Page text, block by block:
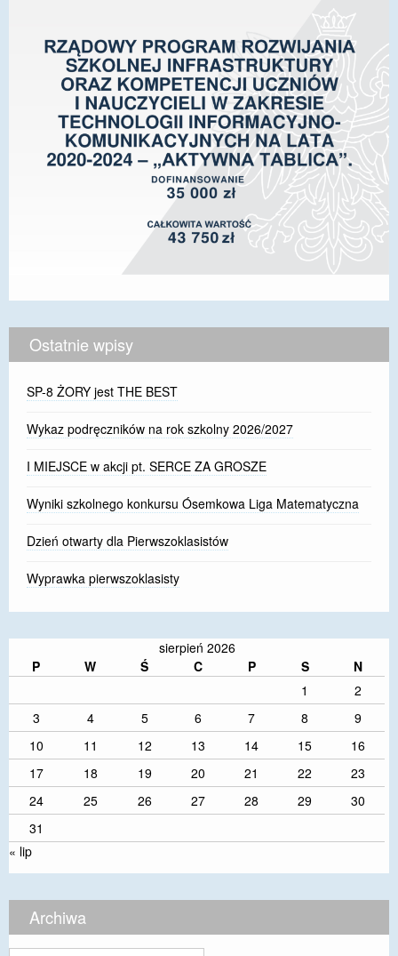
Ostatnie wpisy
SP-8 ŻORY jest THE BEST
Wykaz podręczników na rok szkolny 2026/2027
I MIEJSCE w akcji pt. SERCE ZA GROSZE
Wyniki szkolnego konkursu Ósemkowa Liga Matematyczna
Dzień otwarty dla Pierwszoklasistów
Wyprawka pierwszoklasisty
sierpień 2026
P
W Ś C P S
N
1
2
3
4 5 6 7 8
9
10
11 12 13 14 15
16
17
18 19 20 21 22
23
24
25 26 27 28 29
30
31
« lip
Archiwa